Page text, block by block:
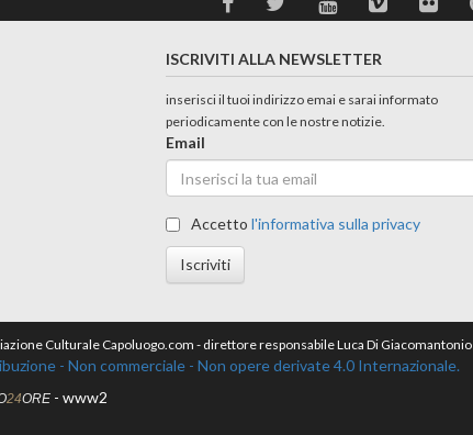
ISCRIVITI ALLA NEWSLETTER
inserisci il tuoi indirizzo emai e sarai informato
periodicamente con le nostre notizie.
Email
Accettol'informativa sulla privacy
Iscriviti
Culturale Capoluogo.com - direttore responsabile Luca Di Giacomantonio
- Non commerciale - Non opere derivate 4.0 Internazionale.
24ORE- www2